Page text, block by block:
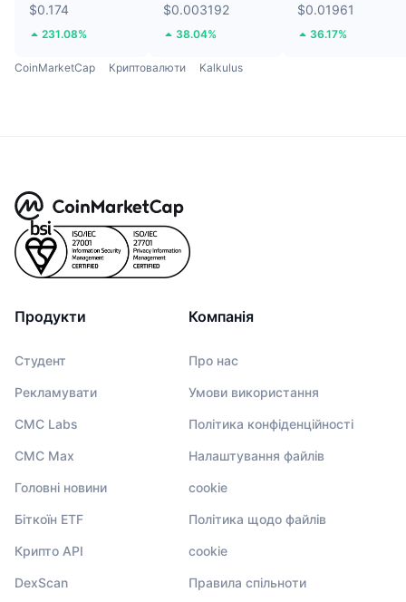
$0.174
231.08%
$0.003192
38.04%
$0.01961
36.17%
CoinMarketCap Криптовалюти Kalkulus
Продукти
Студент
Рекламувати
CMC Labs
CMC Max
Головні новини
Біткоїн ETF
Крипто API
DexScan
Компанія
Про нас
Умови використання
Політика конфіденційності
Налаштування файлів
cookie
Політика щодо файлів
cookie
Правила спільноти